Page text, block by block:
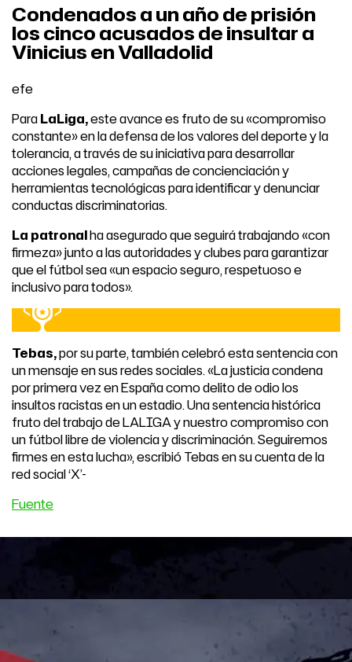
Condenados a un año de prisión
los cinco acusados de insultar a
Vinicius en Valladolid
efe
ParaLaLiga,este avance es fruto de su «compromiso
constante» en la defensa de los valores del deporte y la
tolerancia, a través de su iniciativa para desarrollar
acciones legales, campañas de concienciación y
herramientas tecnológicas para identificar y denunciar
conductas discriminatorias.
La patronalha asegurado que seguirá trabajando «con
firmeza» junto a las autoridades y clubes para garantizar
que el fútbol sea «un espacio seguro, respetuoso e
inclusivo para todos».
Tebas,por su parte, también celebró esta sentencia con
un mensaje en sus redes sociales. «La justicia condena
por primera vez en España como delito de odio los
insultos racistas en un estadio. Una sentencia histórica
fruto del trabajo de LALIGA y nuestro compromiso con
un fútbol libre de violencia y discriminación. Seguiremos
firmes en esta lucha», escribió Tebas en su cuenta de la
red social ‘X’-
Fuente